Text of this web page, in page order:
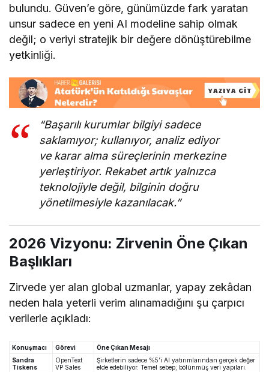
bulundu. Güven’e göre, günümüzde fark yaratan
unsur sadece en yeni AI modeline sahip olmak
değil; o veriyi stratejik bir değere dönüştürebilme
yetkinliği.
“Başarılı kurumlar bilgiyi sadece
saklamıyor; kullanıyor, analiz ediyor
ve karar alma süreçlerinin merkezine
yerleştiriyor. Rekabet artık yalnızca
teknolojiyle değil, bilginin doğru
yönetilmesiyle kazanılacak.”
2026 Vizyonu: Zirvenin Öne Çıkan
Başlıkları
Zirvede yer alan global uzmanlar, yapay zekâdan
neden hala yeterli verim alınamadığını şu çarpıcı
verilerle açıkladı:
Konuşmacı Görevi
Öne Çıkan Mesajı
Sandra
Tiskens
OpenText
VP Sales
Şirketlerin sadece %5’i AI yatırımlarından gerçek değer
elde edebiliyor. Temel sebep; bölünmüş veri yapıları.